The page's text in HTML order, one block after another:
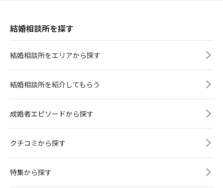
結婚相談所を探す
結婚相談所をエリアから探す
結婚相談所を紹介してもらう
成婚者エピソードから探す
クチコミから探す
特集から探す